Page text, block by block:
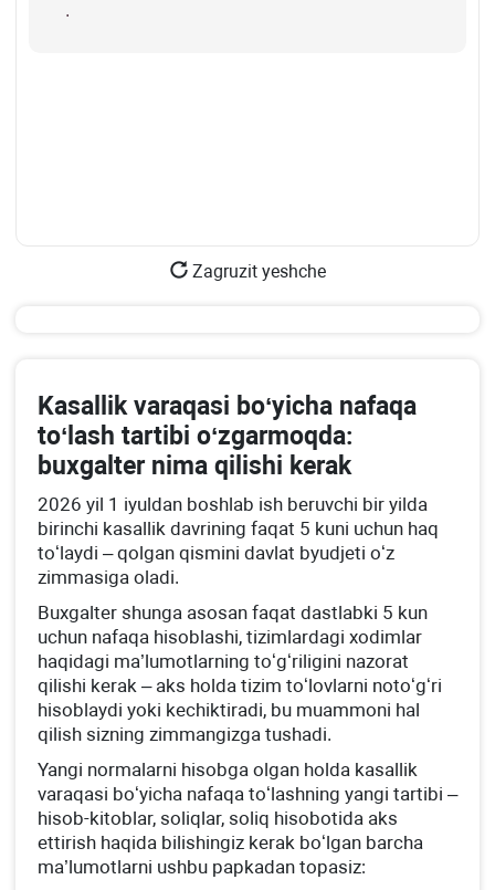
.
Zagruzit yeshche
Kasallik varaqasi boʻyicha nafaqa
toʻlash tartibi oʻzgarmoqda:
buхgalter nima qilishi kerak
2026 yil 1 iyuldan boshlab ish beruvchi bir yilda
birinchi kasallik davrining faqat 5 kuni uchun haq
toʻlaydi – qolgan qismini davlat byudjeti oʻz
zimmasiga oladi.
Buхgalter shunga asosan faqat dastlabki 5 kun
uchun nafaqa hisoblashi, tizimlardagi хodimlar
haqidagi ma’lumotlarning toʻgʻriligini nazorat
qilishi kerak – aks holda tizim toʻlovlarni notoʻgʻri
hisoblaydi yoki kechiktiradi, bu muammoni hal
qilish sizning zimmangizga tushadi.
Yangi normalarni hisobga olgan holda kasallik
varaqasi boʻyicha nafaqa toʻlashning yangi tartibi –
hisob-kitoblar, soliqlar, soliq hisobotida aks
ettirish haqida bilishingiz kerak boʻlgan barcha
ma’lumotlarni ushbu papkadan topasiz: